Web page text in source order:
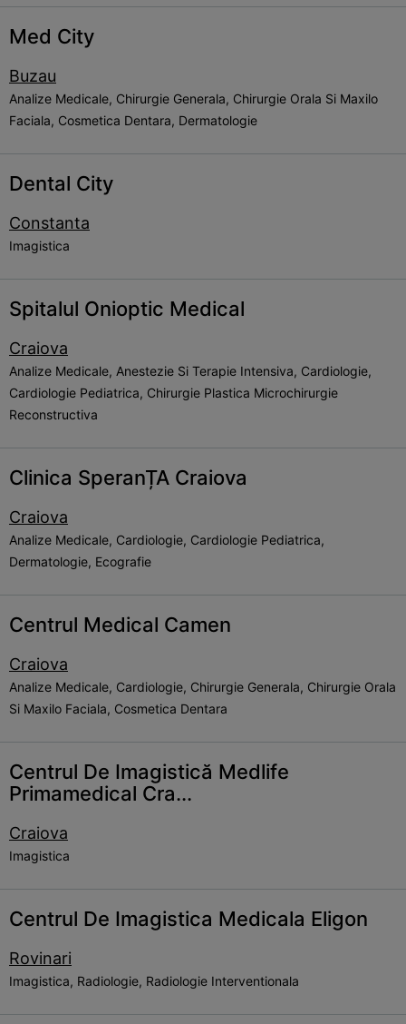
Med City
Buzau
Analize Medicale, Chirurgie Generala, Chirurgie Orala Si Maxilo
Faciala, Cosmetica Dentara, Dermatologie
Dental City
Constanta
Imagistica
Spitalul Onioptic Medical
Craiova
Analize Medicale, Anestezie Si Terapie Intensiva, Cardiologie,
Cardiologie Pediatrica, Chirurgie Plastica Microchirurgie
Reconstructiva
Clinica SperanȚA Craiova
Craiova
Analize Medicale, Cardiologie, Cardiologie Pediatrica,
Dermatologie, Ecografie
Centrul Medical Camen
Craiova
Analize Medicale, Cardiologie, Chirurgie Generala, Chirurgie Orala
Si Maxilo Faciala, Cosmetica Dentara
Centrul De Imagistică Medlife
Primamedical Cra...
Craiova
Imagistica
Centrul De Imagistica Medicala Eligon
Rovinari
Imagistica, Radiologie, Radiologie Interventionala